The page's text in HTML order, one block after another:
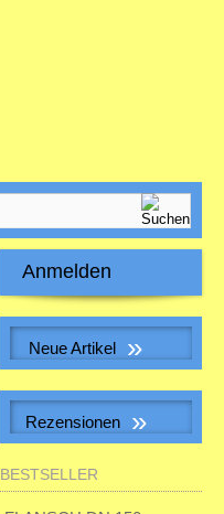
Anmelden
Neue Artikel »
Muffe f. Erdwärmetauscherrohr
inkl. 2 Dichtungen
28,32 EUR
Rezensionen »
112
BESTSELLER